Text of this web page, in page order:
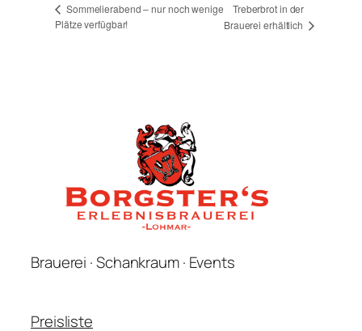
Sommelierabend – nur noch wenige
Plätze verfügbar!
Treberbrot in der
Brauerei erhältlich
Brauerei · Schankraum · Events
Preisliste